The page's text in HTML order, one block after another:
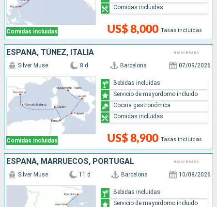
Comidas incluidas US$ 8,000 Tasas incluidas
Comidas incluidas
ESPAÑA, TÚNEZ, ITALIA
Comidas incluidas
Silver Muse 8 d Barcelona 07/09/2026
US$ 8,900 Tasas incluidas
Bebidas incluidas
Servicio de mayordomo incluido
Cocina gastronómica
Comidas incluidas
ESPAÑA, MARRUECOS, PORTUGAL
Silver Muse 11 d Barcelona 10/08/2026
Bebidas incluidas
Servicio de mayordomo incluido